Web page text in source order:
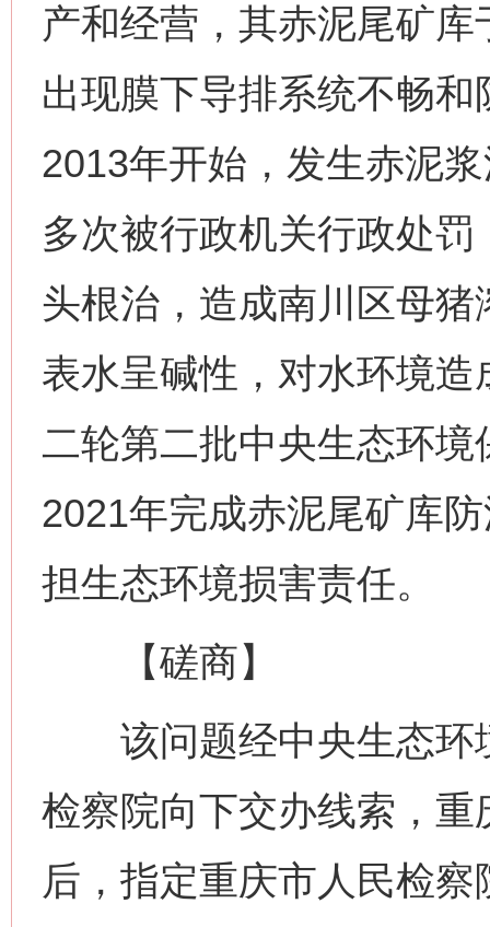
产和经营，其赤泥尾矿
出现膜下导排系统不畅
2013年开始，发生赤泥
多次被行政机关行政处
头根治，造成南川区母
表水呈碱性，对水环境
二轮第二批中央生态环
2021年完成赤泥尾矿库
担生态环境损害责任。
【磋商】
该问题经中央生态环
检察院向下交办线索，
后，指定重庆市人民检